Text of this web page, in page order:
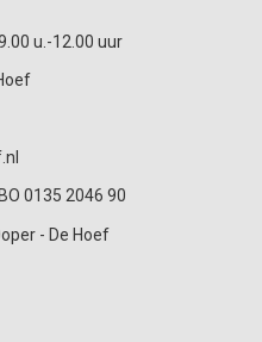
u.-12.00 uur
0135 2046 90
- De Hoef